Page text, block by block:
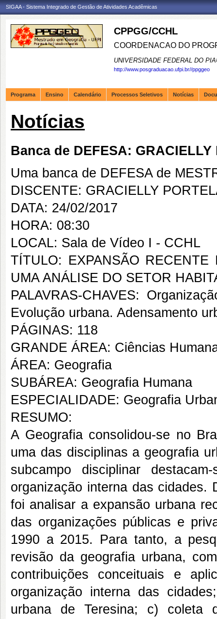
SIGAA - Sistema Integrado de Gestão de Atividades Acadêmicas
CPPGG/CCHL
COORDENACAO DO
UNIVERSIDADE FEDERAL DO
http://www.posgraduacao.ufpi.br//ppggeo
Programa Ensino Calendário Processos Seletivos Notícias
Notícias
Banca de DEFESA: GRACIELLY
Uma banca de DEFESA de
DISCENTE: GRACIELLY
DATA: 24/02/2017
HORA: 08:30
LOCAL: Sala de Vídeo I - CCHL
TÍTULO: EXPANSÃO
UMA ANÁLISE DO SETOR
PALAVRAS-CHAVES:
Evolução urbana. Adensamento
PÁGINAS: 118
GRANDE ÁREA: Ciências
ÁREA: Geografia
SUBÁREA: Geografia Humana
ESPECIALIDADE: Geografia
RESUMO:
A Geografia consolidou-se no
uma das disciplinas a geografia
subcampo disciplinar
organização interna das cidades.
foi analisar a expansão urbana
das organizações públicas e
1990 a 2015. Para tanto, a
revisão da geografia urbana,
contribuições conceituais e
organização interna das
urbana de Teresina; c) coleta